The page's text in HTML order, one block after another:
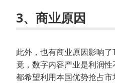
3、商业原因
此外，也有商业原因影响
竟，数字内容产业是利润
都希望利用本国优势抢占